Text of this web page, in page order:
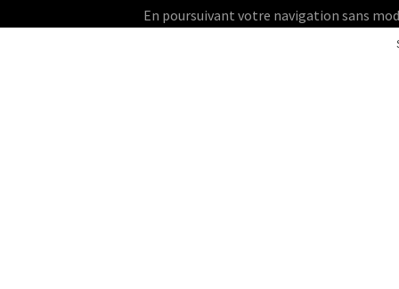
En poursuivant votre navigation sans